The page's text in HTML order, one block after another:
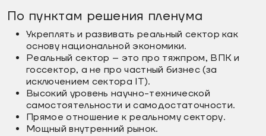
По пунктам решения пленума
Укреплять и развивать реальный сектор как
основу национальной экономики.
Реальный сектор – это про тяжпром, ВПК и
госсектор, а не про частный бизнес (за
исключением сектора IT).
Высокий уровень научно-технической
самостоятельности и самодостаточности.
Прямое отношение к реальному сектору.
Мощный внутренний рынок.